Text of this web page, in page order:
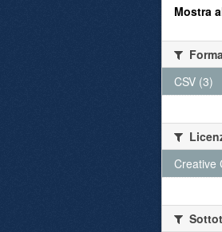
Mostra
CSV (3)
Creative